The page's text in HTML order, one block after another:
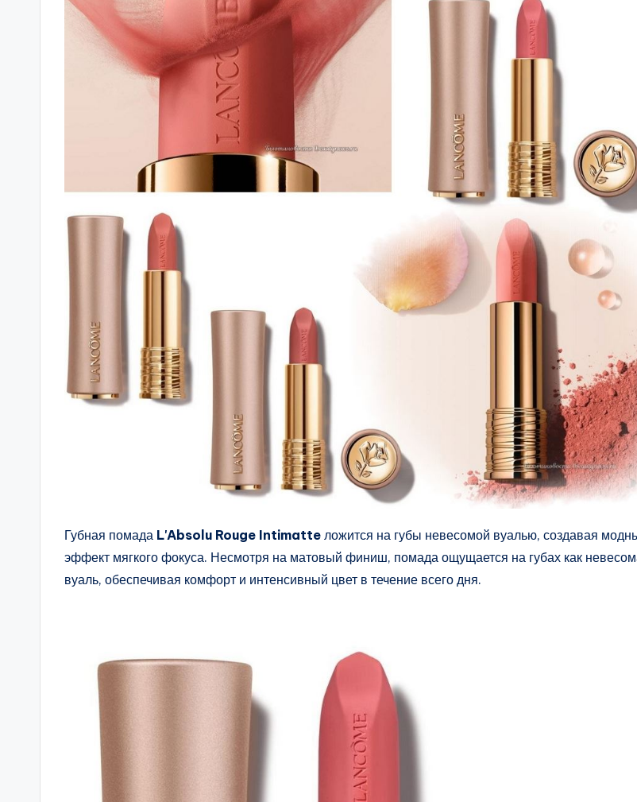
Губная помада L'Absolu Rouge Intimatte ложится на губы невесомой вуалью, создавая
эффект мягкого фокуса. Несмотря на матовый финиш, помада ощущается на губах как
вуаль, обеспечивая комфорт и интенсивный цвет в течение всего дня.